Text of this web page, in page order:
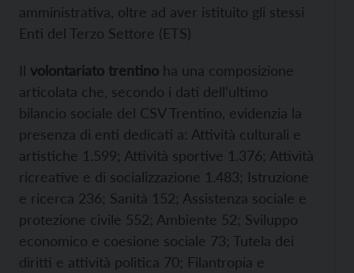
amministrativa, oltre ad aver istituito gli stessi
Enti del Terzo Settore (ETS)
Il volontariato trentino ha una composizione
articolata che, secondo i dati dell’ultimo
bilancio sociale del CSV Trentino, evidenzia la
presenza di enti dedicati a: Attività culturali e
artistiche 1.599; Attività sportive 1.376; Attività
ricreative e di socializzazione 1.483; Istruzione
e ricerca 236; Sanità 152; Assistenza sociale e
protezione civile 552; Ambiente 52; Sviluppo
economico e coesione sociale 73; Tutela dei
diritti e attività politica 70; Filantropia e